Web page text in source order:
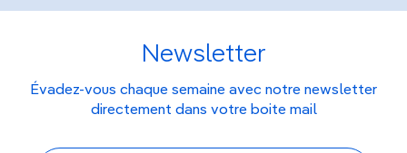
Newsletter
Évadez-vous chaque semaine avec notre newsletter
directement dans votre boite mail